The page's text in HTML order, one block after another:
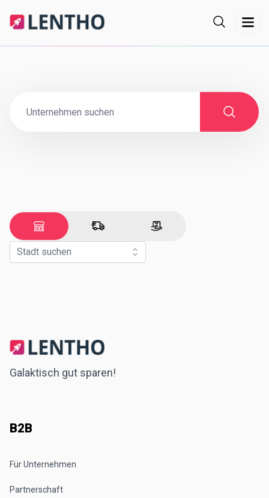
Galaktisch gut sparen!
B2B
Für Unternehmen
Partnerschaft